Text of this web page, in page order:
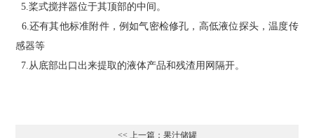
5.桨式搅拌器位于其顶部的中间。
6.还有其他标准附件，例如气密检修孔，高低液位探头，温度传
感器等
7.从底部出口出来提取的液体产品和残渣用网隔开。
<< 上一篇：果汁储罐